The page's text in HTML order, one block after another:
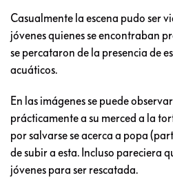
Casualmente la escena pudo ser
jóvenes quienes se encontraban
se percataron de la presencia de
acuáticos.
En las imágenes se puede
prácticamente a su merced a la
por salvarse se acerca a popa
de subir a esta. Incluso pareciera
jóvenes para ser rescatada.